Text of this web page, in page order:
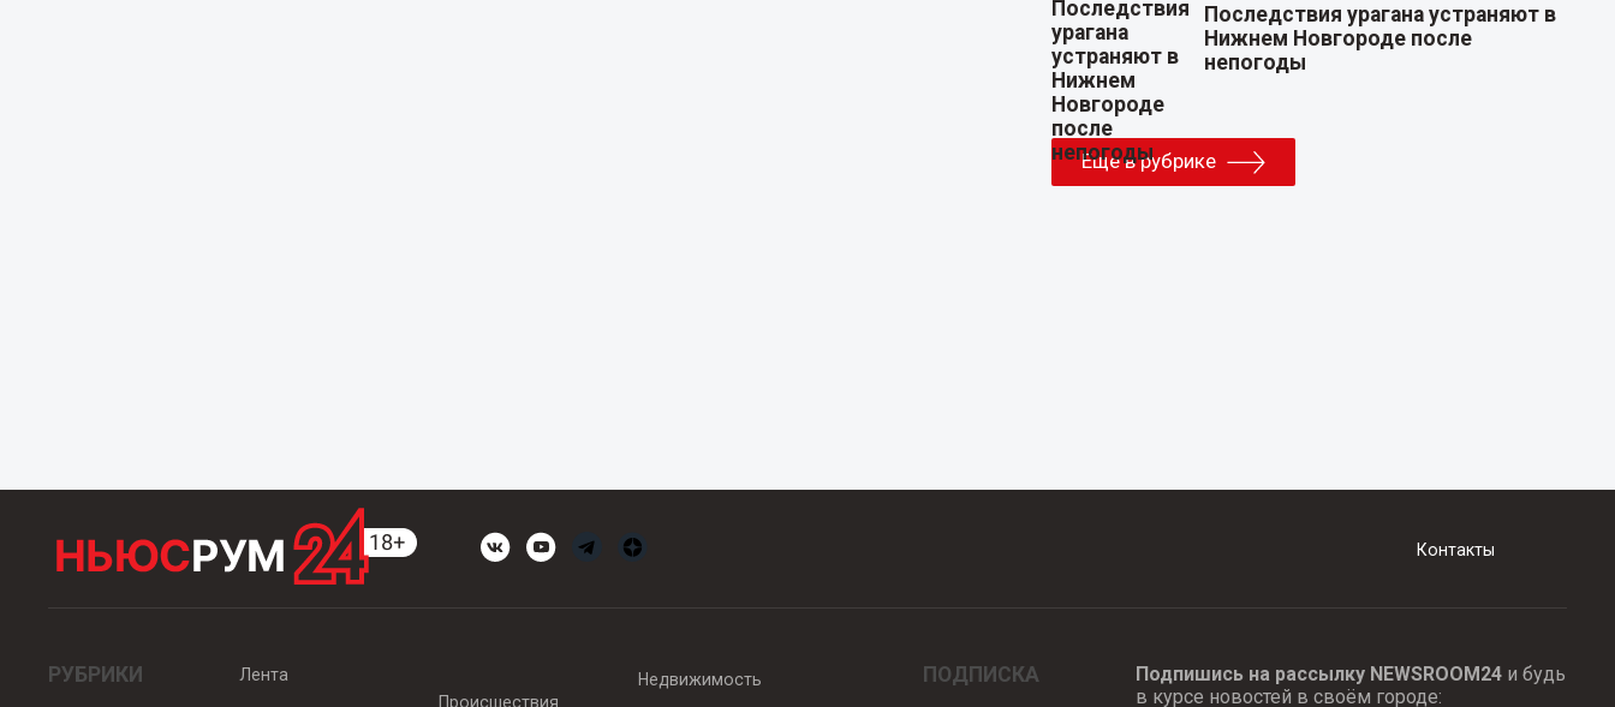
Последствия урагана устраняют в
Нижнем Новгороде после
непогоды
Еще в рубрике
Контакты
РУБРИКИ
Лента
Происшествия
Недвижимость ПОДПИСКА Подпишись на рассылку NEWSROOM24и будь
в курсе новостей в своём городе: